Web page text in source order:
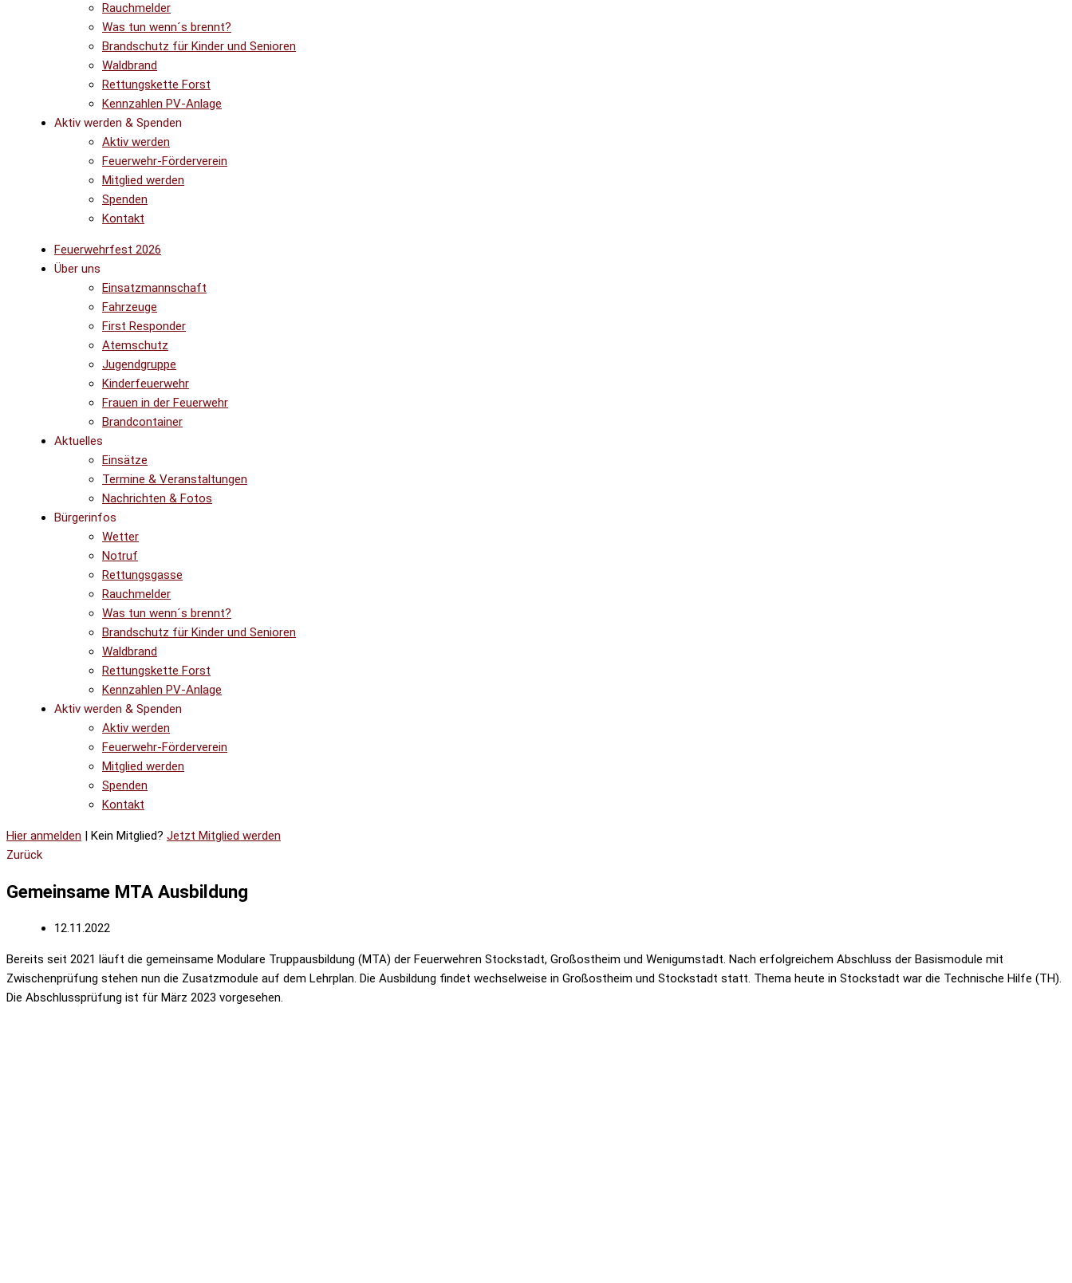
Rauchmelder
Was tun wenn´s brennt?
Brandschutz für Kinder und Senioren
Waldbrand
Rettungskette Forst
Kennzahlen PV-Anlage
Aktiv werden & Spenden
Aktiv werden
Feuerwehr-Förderverein
Mitglied werden
Spenden
Kontakt
Feuerwehrfest 2026
Über uns
Einsatzmannschaft
Fahrzeuge
First Responder
Atemschutz
Jugendgruppe
Kinderfeuerwehr
Frauen in der Feuerwehr
Brandcontainer
Aktuelles
Einsätze
Termine & Veranstaltungen
Nachrichten & Fotos
Bürgerinfos
Wetter
Notruf
Rettungsgasse
Rauchmelder
Was tun wenn´s brennt?
Brandschutz für Kinder und Senioren
Waldbrand
Rettungskette Forst
Kennzahlen PV-Anlage
Aktiv werden & Spenden
Aktiv werden
Feuerwehr-Förderverein
Mitglied werden
Spenden
Kontakt
Hier anmelden | Kein Mitglied? Jetzt Mitglied werden
Zurück
Gemeinsame MTA Ausbildung
12.11.2022
Bereits seit 2021 läuft die gemeinsame Modulare Truppausbildung (MTA) der Feuerwehren Stockstadt, Großostheim und Wenigumstadt. Nach erfolgreichem Abschluss der Basismodule mit
Zwischenprüfung stehen nun die Zusatzmodule auf dem Lehrplan. Die Ausbildung findet wechselweise in Großostheim und Stockstadt statt. Thema heute in Stockstadt war die Technische Hilfe (TH).
Die Abschlussprüfung ist für März 2023 vorgesehen.